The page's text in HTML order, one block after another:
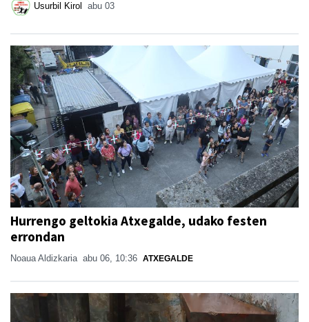
Usurbil Kirol abu 03
Hurrengo geltokia Atxegalde, udako festen
errondan
Noaua Aldizkaria abu 06, 10:36 ATXEGALDE